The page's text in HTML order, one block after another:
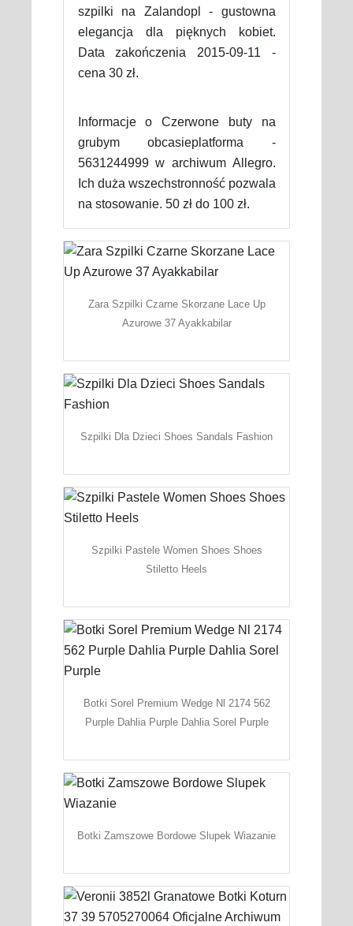
szpilki na Zalandopl - gustowna
elegancja dla pięknych kobiet.
Data zakończenia 2015-09-11 -
cena 30 zł.
Informacje o Czerwone buty na
grubym obcasieplatforma -
5631244999 w archiwum Allegro.
Ich duża wszechstronność pozwala
na stosowanie. 50 zł do 100 zł.
Zara Szpilki Czarne Skorzane Lace Up
Azurowe 37 Ayakkabilar
Szpilki Dla Dzieci Shoes Sandals Fashion
Szpilki Pastele Women Shoes Shoes
Stiletto Heels
Botki Sorel Premium Wedge Nl 2174 562
Purple Dahlia Purple Dahlia Sorel Purple
Botki Zamszowe Bordowe Slupek Wiazanie